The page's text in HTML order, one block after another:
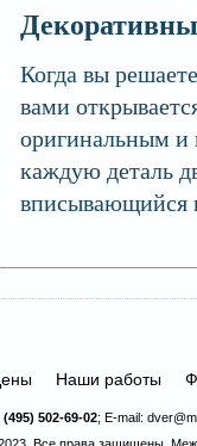
Когда вы
вами
оригинальным и
каждую деталь
вписывающийся
Наши работы
(495) 502-69-02; E-mail: